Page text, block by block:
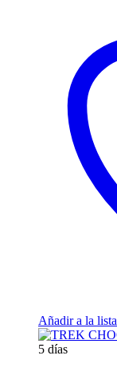
Añadir a la
5 días